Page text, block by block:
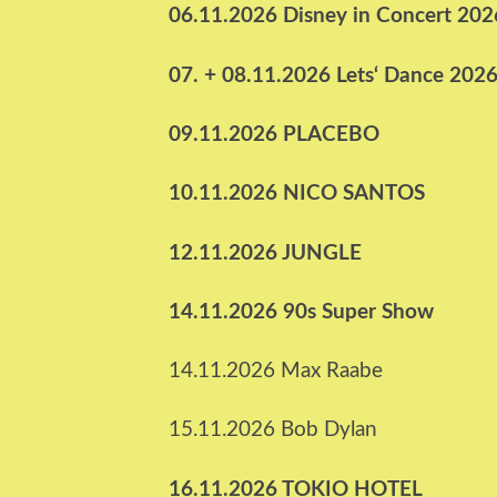
06.11.2026 Disney in Concert
07. + 08.11.2026 Lets‘ Dance 2026
09.11.2026 PLACEBO
10.11.2026 NICO SANTOS
12.11.2026 JUNGLE
14.11.2026 90s Super Show
14.11.2026 Max Raabe
15.11.2026 Bob Dylan
16.11.2026 TOKIO HOTEL